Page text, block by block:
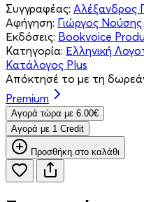
Συγγραφέας: Αλέξανδρος
Αφήγηση: Γιώργος Νούσης
Εκδόσεις: Bookvoice
Κατηγορία: Ελληνική
Κατάλογος Plus
Απόκτησέ το με τη
Premium
Aγορά τώρα με 6.00€
Aγορά με 1 Credit
Προσθήκη στο καλάθι